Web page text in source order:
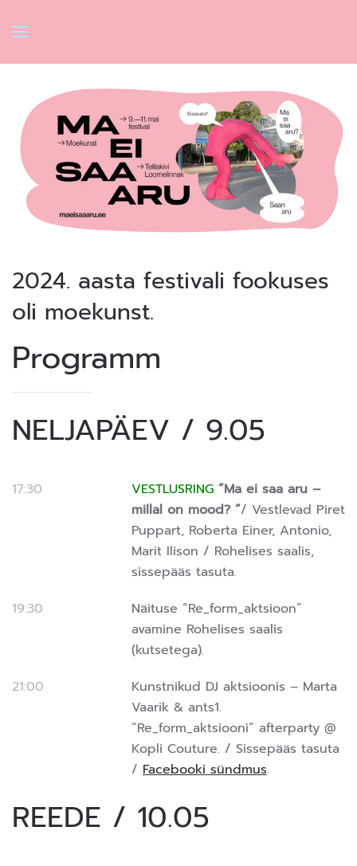
2024. aasta festivali fookuses
oli moekunst.
Programm
NELJAPÄEV / 9.05
17:30 VESTLUSRING “Ma ei saa aru –
millal on mood? “/ Vestlevad Piret
Puppart, Roberta Einer, Antonio,
Marit Ilison / Rohelises saalis,
sissepääs tasuta.
19:30
Näituse “Re_form_aktsioon”
avamine Rohelises saalis
(kutsetega).
21:00
Kunstnikud DJ aktsioonis – Marta
Vaarik & ants1.
“Re_form_aktsiooni” afterparty @
Kopli Couture. / Sissepääs tasuta
/ Facebooki sündmus.
REEDE / 10.05